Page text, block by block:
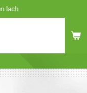
lach